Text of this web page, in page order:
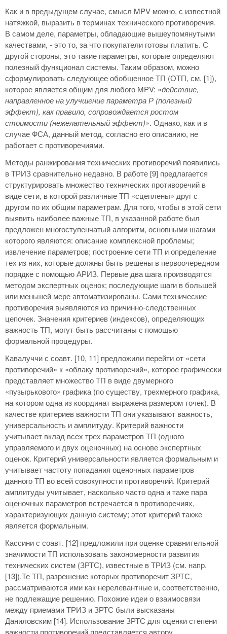
Как и в предыдущем случае, смысл MPV можно, с известной
натяжкой, выразить в терминах технического противоречия.
В самом деле, параметры, обладающие вышеупомянутыми
качествами, - это то, за что покупатели готовы платить. С
другой стороны, это такие параметры, которые определяют
полезный функционал системы. Таким образом, можно
сформулировать следующее обобщенное ТП (ОТП, см. [1]),
которое является общим для любого MPV: «действие,
направленное на улучшение параметра Р (полезный
эффект), как правило, сопровождается ростом
стоимости (нежелательный эффект)». Однако, как и в
случае ФСА, данный метод, согласно его описанию, не
работает с противоречиями.
Методы ранжирования технических противоречий появились
в ТРИЗ сравнительно недавно. В работе [9] предлагается
структурировать множество технических противоречий в
виде сети, в которой различные ТП «сцеплены» друг с
другом по их общим параметрам. Для того, чтобы в этой сети
выявить наиболее важные ТП, в указанной работе был
предложен многоступенчатый алгоритм, основными шагами
которого являются: описание комплексной проблемы;
извлечение параметров; построение сети ТП и определение
тех из них, которые должны быть решены в первоочередном
порядке с помощью АРИЗ. Первые два шага производятся
методом экспертных оценок; последующие шаги в большей
или меньшей мере автоматизированы. Сами технические
противоречия выявляются из причинно-следственных
цепочек. Значения критериев (индексов), определяющих
важность ТП, могут быть рассчитаны с помощью
формальной процедуры.
Кавалуччи с соавт. [10, 11] предложили перейти от «сети
противоречий» к «облаку противоречий», которое графически
представляет множество ТП в виде двумерного
«пузырькового» графика (по существу, трехмерного графика,
на котором одна из координат выражена размером точек). В
качестве критериев важности ТП они указывают важность,
универсальность и амплитуду. Критерий важности
учитывает вклад всех трех параметров ТП (одного
управляемого и двух оценочных) на основе экспертных
оценок. Критерий универсальности является формальным и
учитывает частоту попадания оценочных параметров
данного ТП во всей совокупности противоречий. Критерий
амплитуды учитывает, насколько часто одна и таже пара
оценочных параметров встречается в противоречиях,
характеризующих данную систему; этот критерий также
является формальным.
Кассини с соавт. [12] предложили при оценке сравнительной
значимости ТП использовать закономерности развития
технических систем (ЗРТС), известные в ТРИЗ (см. напр.
[13]).Те ТП, разрешение которых противоречит ЗРТС,
рассматриваются ими как нерелевантные и, соответственно,
не подлежащие решению. Похожие идеи о взаимосвязи
между приемами ТРИЗ и ЗРТС были высказаны
Даниловским [14]. Использование ЗРТС для оценки степени
важности противоречий представляется автору